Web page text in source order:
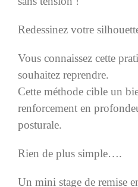
Redessinez votre
Vous connaissez cette
souhaitez reprendre.
Cette méthode cible un
renforcement en
posturale.
Rien de plus simple….
Un mini stage de remise